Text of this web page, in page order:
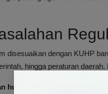
disesuaikan dengan KUHP
hingga peraturan
hukum